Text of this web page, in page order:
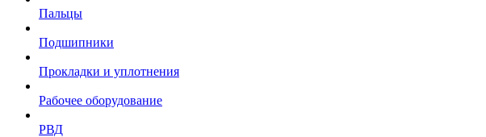
Пальцы
Подшипники
Прокладки и уплотнения
Рабочее оборудование
РВД